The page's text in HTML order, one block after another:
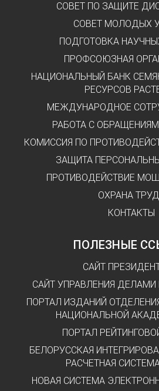
СОВЕТ ПО ЗАЩИТЕ
СОВЕТ МОЛОДЫХ
ПОДГОТОВКА
ПРОФСОЮЗНАЯ
НАЦИОНАЛЬНЫЙ БАНК
РЕСУРСОВ
МЕЖДУНАРОДНОЕ
РАБОТА С
КОМИССИЯ ПО
ЗАЩИТА
ПРОТИВОДЕЙСТВИЕ
ОХРАНА
КОНТАКТЫ
ПОЛЕЗНЫЕ
САЙТ
САЙТ УПРАВЛЕНИЯ ДЕЛАМИ
ПОРТАЛ ИЗДАНИЙ
НАЦИОНАЛЬНОЙ
ПОРТАЛ
БЕЛОРУССКАЯ
РАСЧЕТНАЯ
НОВАЯ СИСТЕМА